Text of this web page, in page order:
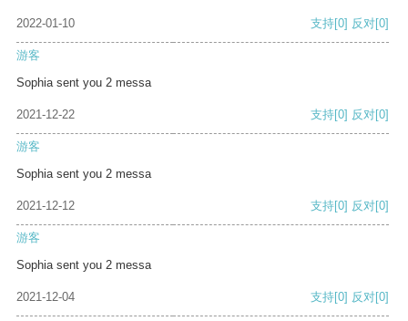
2022-01-10 支持[0] 反对[0]
游客
Sophia sent you 2 messa
2021-12-22 支持[0] 反对[0]
游客
Sophia sent you 2 messa
2021-12-12 支持[0] 反对[0]
游客
Sophia sent you 2 messa
2021-12-04 支持[0] 反对[0]